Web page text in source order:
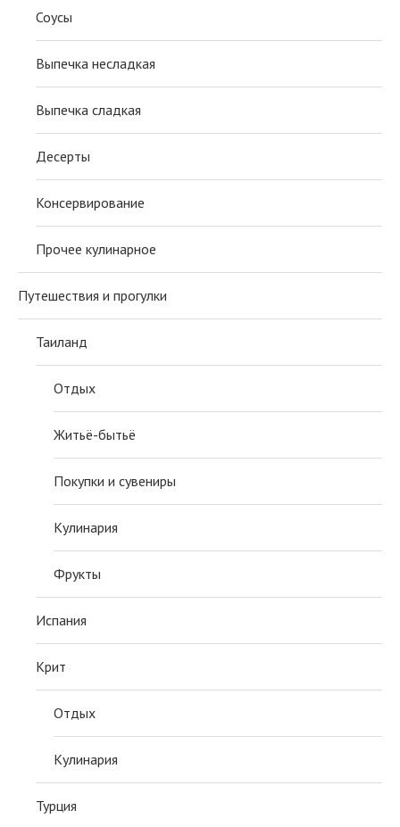
Соусы
Выпечка несладкая
Выпечка сладкая
Десерты
Консервирование
Прочее кулинарное
Путешествия и прогулки
Таиланд
Отдых
Житьё-бытьё
Покупки и сувениры
Кулинария
Фрукты
Испания
Крит
Отдых
Кулинария
Турция